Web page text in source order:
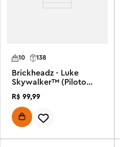
10 138
Brickheadz - Luke
Skywalker™ (Piloto
R$ 99,99